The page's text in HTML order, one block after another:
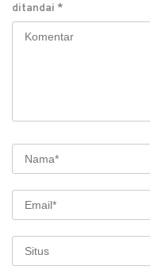
ditandai *